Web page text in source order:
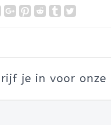
je in voor onze